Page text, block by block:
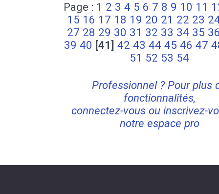
Page : 1 2 3 4 5 6 7 8 9 10 11
15 16 17 18 19 20 21 22 23
27 28 29 30 31 32 33 34 35
39 40 [41] 42 43 44 45 46 47
51 52 53 54
Professionnel ? Pour plus
fonctionnalités,
connectez-vous ou inscrivez-
notre espace pro